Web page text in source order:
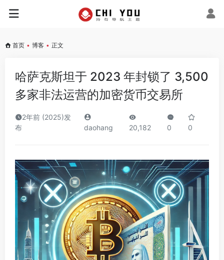
首页 • 博客 • 正文
哈萨克斯坦于 2023 年封锁了 3,500
多家非法运营的加密货币交易所
2年前 (2025)发
布
daohang 20,182 0 0